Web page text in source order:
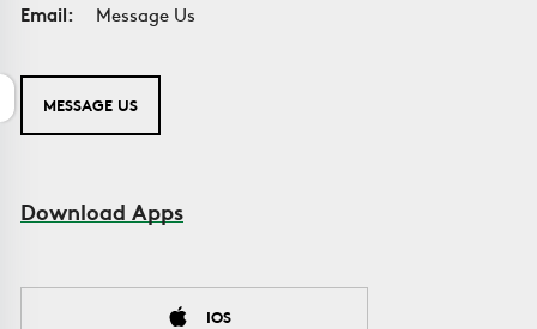
Email:
Message Us
MESSAGE US
Download Apps
IOS